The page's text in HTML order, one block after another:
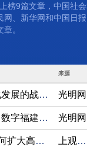
榜9篇文章，中国社
网、新华网和中国日
。
来源
中国数字化发展的战略跃升与... 光明网
驭数惠民：数字福建的民生实... 光明网
“十五五”如何扩大高水平对... 上观新闻